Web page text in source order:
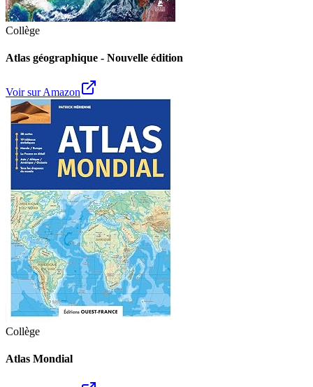
Collège
Atlas géographique - Nouvelle édition
Voir sur Amazon
Collège
Atlas Mondial